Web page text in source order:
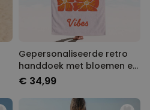
Gepersonaliseerde retro
handdoek met bloemen en
tekst
€ 34,99